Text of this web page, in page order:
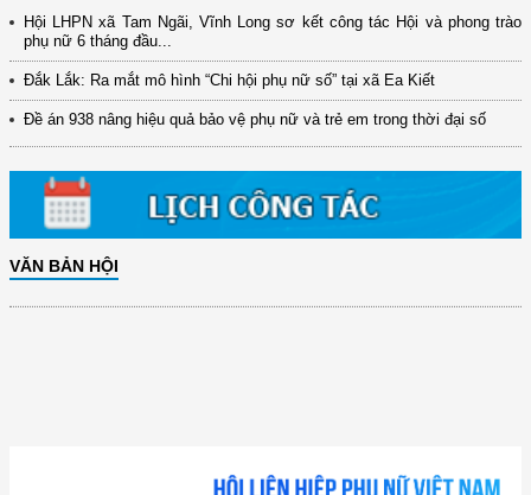
Hội LHPN xã Tam Ngãi, Vĩnh Long sơ kết công tác Hội và phong trào
phụ nữ 6 tháng đầu...
Đắk Lắk: Ra mắt mô hình “Chi hội phụ nữ số” tại xã Ea Kiết
Đề án 938 nâng hiệu quả bảo vệ phụ nữ và trẻ em trong thời đại số
VĂN BẢN HỘI
(12/TB-HĐKH) V/v đăng ký, đề xuất nhiệm vụ Khoa học, công nghệ và
đổi mới ...
(898/KH/ĐCT) Kế hoạch thực hiện Quyết định số 2415/QĐ-TTg ngày
31/10/2025 ...
(417/QĐ-BNNMT) Quyết định phê duyệt Chương trình mục tiêu quốc gia
xây dựng ...
(891/KH-ĐCT) Kế hoạch thực hiện Nghị quyết số 72-NQ/TW ngày
9/9/2025 của Bộ ...
(2415/QĐ-TTg) Quyết định về việc phê duyệt Đề án Hỗ trợ Phụ nữ khởi
nghiệp ...